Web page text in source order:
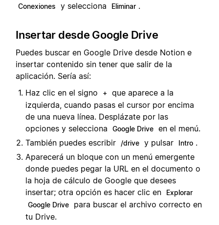
Conexiones y selecciona Eliminar .
Insertar desde Google Drive
Puedes buscar en Google Drive desde Notion e
insertar contenido sin tener que salir de la
aplicación. Sería así:
Haz clic en el signo
+
que aparece a la
izquierda, cuando pasas el cursor por encima
de una nueva línea. Desplázate por las
opciones y selecciona
Google Drive en el menú.
También puedes escribir
/drive y pulsar Intro .
Aparecerá un bloque con un menú emergente
donde puedes pegar la URL en el documento o
la hoja de cálculo de Google que desees
insertar; otra opción es hacer clic en
Explorar
Google Drive
para buscar el archivo correcto en
tu Drive.